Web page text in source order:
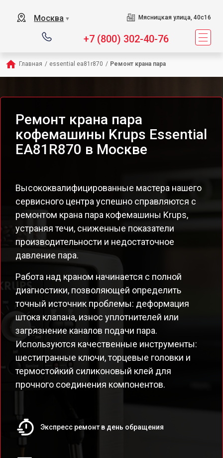
Москва ▼ Мясницкая улица, 40с16
+7 (800) 302-40-76
Главная / essential ea81r870 / Ремонт крана пара
Ремонт крана пара
кофемашины Krups Essential
EA81R870 в Москве
Высококвалифицированные мастера нашего
сервисного центра успешно справляются с
ремонтом крана пара кофемашины Krups,
устраняя течи, сниженные показатели
производительности и недостаточное
давление пара.
Работа над краном начинается с полной
диагностики, позволяющей определить
точный источник проблемы: деформация
штока клапана, износ уплотнителей или
загрязнение каналов подачи пара.
Используются качественные инструменты:
шестигранные ключи, торцевые головки и
термостойкий силиконовый клей для
прочного соединения компонентов.
Экспресс ремонт в день обращения